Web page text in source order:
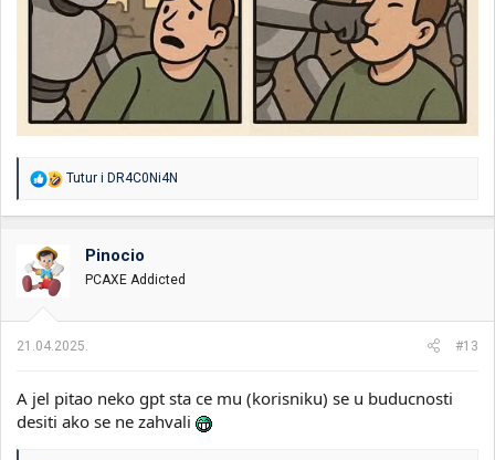
R
a
j
:
Tutur i DR4C0Ni4N
Pinocio
PCAXE Addicted
21.04.2025. #13
A jel pitao neko gpt sta ce mu (korisniku) se u buducnosti
desiti ako se ne zahvali